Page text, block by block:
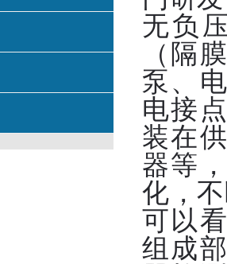
无负
（隔
泵、
电接
装在
器等
化，
可以
组成